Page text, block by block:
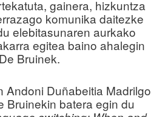
gainera, hizkuntza
komunika daitezke
elebitasunaren aurkako
egitea baino ahalegin
Bruinek.
Andoni Duñabeitia Madrilgo
Bruinekin batera egin du